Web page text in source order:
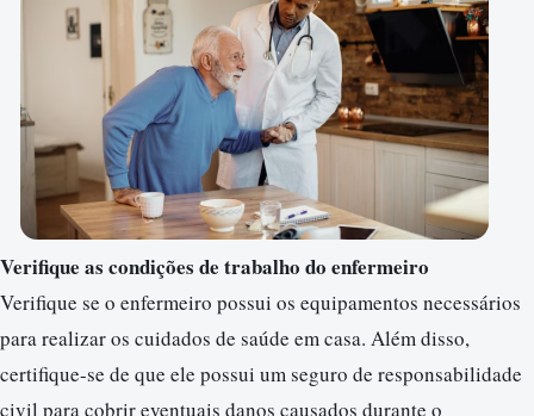
Verifique as condições de trabalho do enfermeiro
Verifique se o enfermeiro possui os equipamentos necessários
para realizar os cuidados de saúde em casa. Além disso,
certifique-se de que ele possui um seguro de responsabilidade
civil para cobrir eventuais danos causados durante o